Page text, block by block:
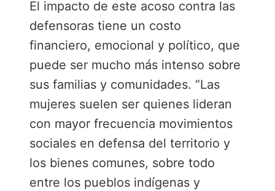
El impacto de este acoso contra las
defensoras tiene un costo
financiero, emocional y político, que
puede ser mucho más intenso sobre
sus familias y comunidades. “Las
mujeres suelen ser quienes lideran
con mayor frecuencia movimientos
sociales en defensa del territorio y
los bienes comunes, sobre todo
entre los pueblos indígenas y